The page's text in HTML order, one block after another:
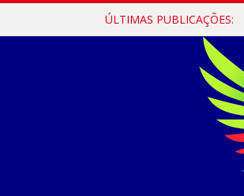
ÚLTIMAS PUBLICAÇÕES: